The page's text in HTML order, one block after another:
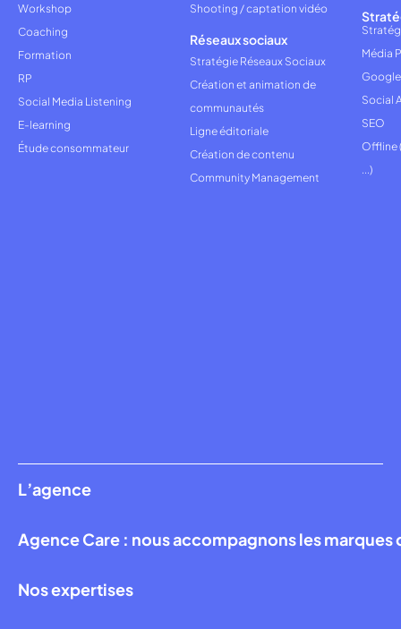
L’agence
Agence Care : nous accompagnons les
Nos expertises
Workshop
Coaching
Formation
RP
Social Media Listening
E-learning
Étude consommateur
Shooting / captation vidéo
Réseaux sociaux
Stratégie Réseaux Sociaux
Création et animation de
communautés
Ligne éditoriale
Création de contenu
Community Management
Média
Social
SEO
Offline
...)